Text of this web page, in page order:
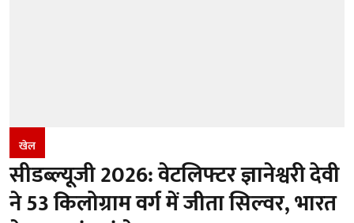
खेल
सीडब्ल्यूजी 2026: वेटलिफ्टर ज्ञानेश्वरी देवी
ने 53 किलोग्राम वर्ग में जीता सिल्वर, भारत